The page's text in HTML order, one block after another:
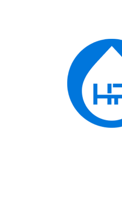
Máy hút mùi đảo đèn Juno
2X2,5 W ở 2 góc mặt dưới
tỏa khắp trên bếp cũng như
gần đó. Đèn LED có thời